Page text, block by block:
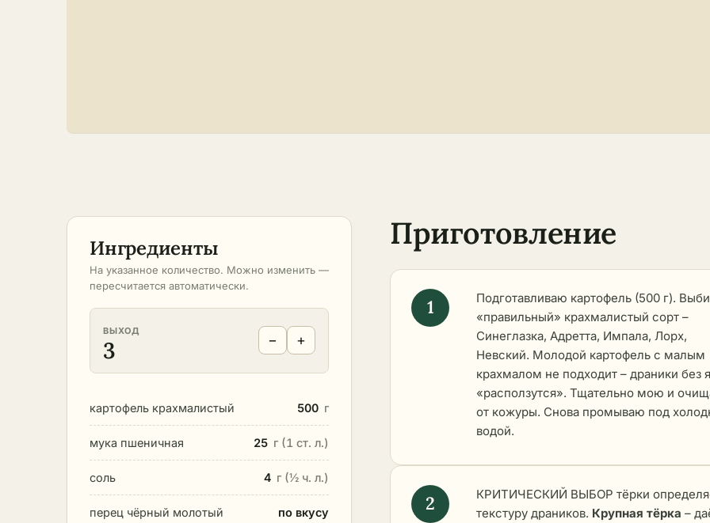
Ингредиенты
На указанное количество. Можно изменить —
пересчитается автоматически.
ВЫХОД
3 − +
картофель крахмалистый 500 г
мука пшеничная 25 г (1 ст. л.)
соль 4 г (½ ч. л.)
перец чёрный молотый по вкусу
Приготовление
Подготавливаю картофель (500 г).
«правильный» крахмалистый сорт –
Синеглазка, Адретта, Импала, Лорх,
Невский. Молодой картофель с малым
крахмалом не подходит – драники без
«расползутся». Тщательно мою и
от кожуры. Снова промываю под
водой.
КРИТИЧЕСКИЙ ВЫБОР тёрки
текстуру драников. Крупная тёрка –